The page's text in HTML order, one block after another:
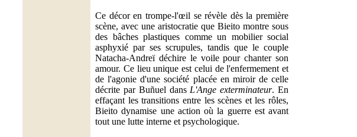
Ce décor en trompe-l'œil se révèle dès la première
scène, avec une aristocratie que Bieito montre sous
des bâches plastiques comme un mobilier social
asphyxié par ses scrupules, tandis que le couple
Natacha-Andreï déchire le voile pour chanter son
amour. Ce lieu unique est celui de l'enfermement et
de l'agonie d'une société placée en miroir de celle
décrite par Buñuel dans L'Ange exterminateur. En
effaçant les transitions entre les scènes et les rôles,
Bieito dynamise une action où la guerre est avant
tout une lutte interne et psychologique.